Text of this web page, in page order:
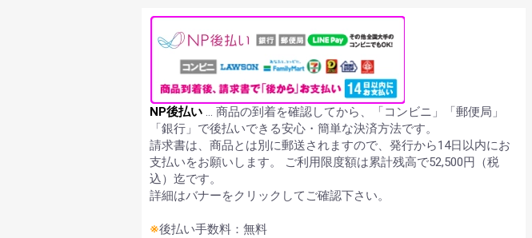
NP後払い … 商品の到着を確認してから、「コンビニ」「郵便局」
「銀行」で後払いできる安心・簡単な決済方法です。
請求書は、商品とは別に郵送されますので、発行から14日以内にお
支払いをお願いします。 ご利用限度額は累計残高で52,500円（税
込）迄です。
詳細はバナーをクリックしてご確認下さい。
※後払い手数料：無料